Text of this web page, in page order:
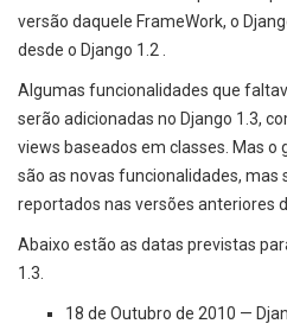
versão daquele FrameWork, o
desde o Django 1.2 .
Algumas funcionalidades que
serão adicionadas no Django 1.3,
views baseados em classes. Mas o
são as novas funcionalidades, mas
reportados nas versões anteriores
Abaixo estão as datas previstas
1.3.
18 de Outubro de 2010 —